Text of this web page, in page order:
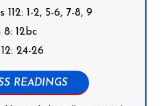
112: 1-2, 5-6, 7-8, 9
8: 12bc
24-26
READINGS